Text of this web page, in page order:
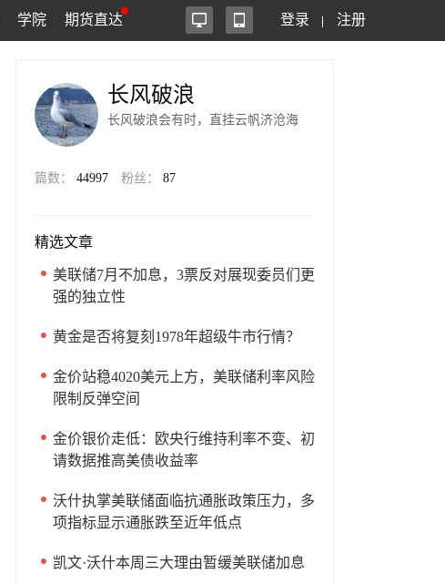
学院 期货直达 登录 注册
长风破浪
长风破浪会有时，直挂云帆济沧海
篇数： 44997 粉丝： 87
精选文章
美联储7月不加息，3票反对展现委员们更
强的独立性
黄金是否将复刻1978年超级牛市行情？
金价站稳4020美元上方，美联储利率风险
限制反弹空间
金价银价走低：欧央行维持利率不变、初
请数据推高美债收益率
沃什执掌美联储面临抗通胀政策压力，多
项指标显示通胀跌至近年低点
凯文·沃什本周三大理由暂缓美联储加息